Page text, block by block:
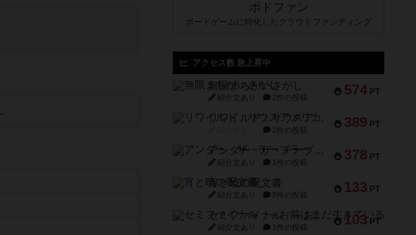
ボドファン
ボードゲームに特化したクラウドファンディング
アクセス数 急上昇中
574 PT
無限まちがいさがし
紹介文あり 2件の投稿
389 PT
リワイルド：サウスアメリカ
2件の投稿
378 PT
アンダー・ザ・テーブラー
紹介文あり 1件の投稿
133 PT
宵と暁の呪文書
紹介文あり 8件の投稿
103 PT
セミファイナル ～お前はまだ生きている～
紹介文あり 1件の投稿